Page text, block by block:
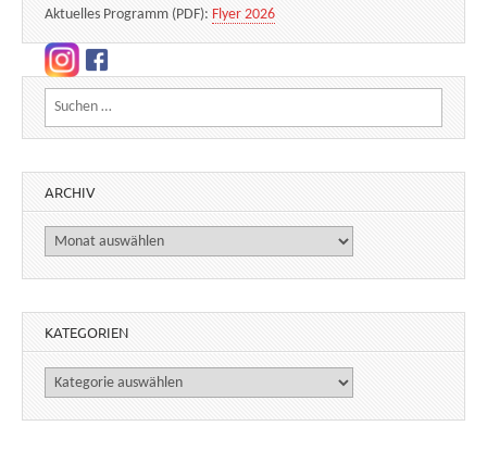
Aktuelles Programm (PDF): Flyer 2026
Suchen nach:
ARCHIV
Archiv
KATEGORIEN
Kategorien